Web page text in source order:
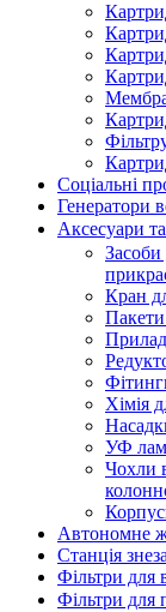
Соціальні
Генератори
Аксесуари
Засоби
Кран
Пакети
Хімія
УФ
Чохли
Автономне
Станція
Фільтри для
Фільтри для